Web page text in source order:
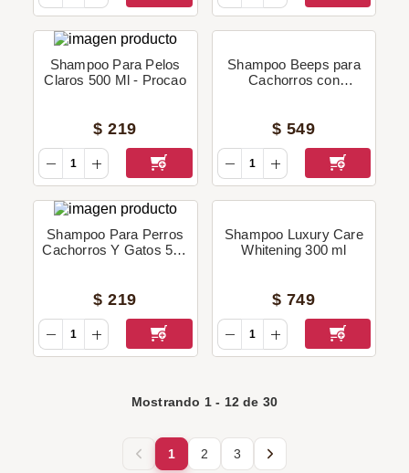
Shampoo Para Pelos
Claros 500 Ml - Procao
$ 219
Shampoo Beeps para
Cachorros con
$ 549
Shampoo Para Perros
Cachorros Y Gatos 500
$ 219
Shampoo Luxury Care
Whitening 300 ml
$ 749
Mostrando 1- 12 de 30
1 2 3